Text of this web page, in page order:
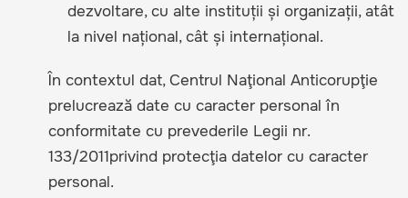
dezvoltare, cu alte instituții și organizații, atât
la nivel național, cât și internațional.
În contextul dat, Centrul Naţional Anticorupţie
prelucrează date cu caracter personal în
conformitate cu prevederile Legii nr.
133/2011privind protecţia datelor cu caracter
personal.